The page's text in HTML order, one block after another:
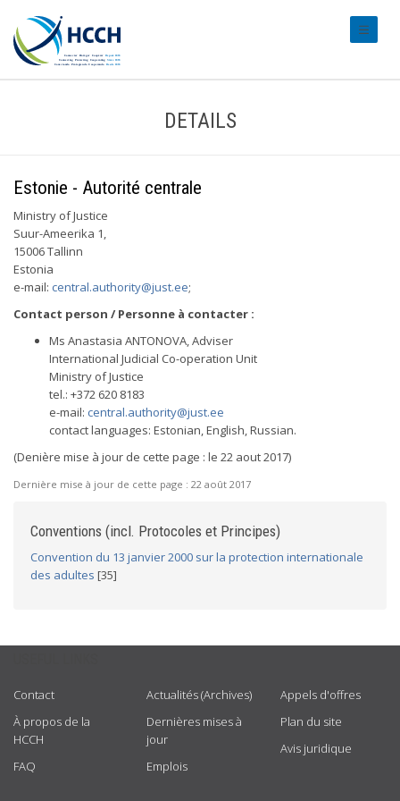
DETAILS
Estonie - Autorité centrale
Ministry of Justice
Suur-Ameerika 1,
15006 Tallinn
Estonia
e-mail: central.authority@just.ee;
Contact person / Personne à contacter :
Ms Anastasia ANTONOVA, Adviser
International Judicial Co-operation Unit
Ministry of Justice
tel.: +372 620 8183
e-mail: central.authority@just.ee
contact languages: Estonian, English, Russian.
(Denière mise à jour de cette page : le 22 aout 2017)
Dernière mise à jour de cette page : 22 août 2017
Conventions (incl. Protocoles et Principes)
Convention du 13 janvier 2000 sur la protection internationale
des adultes [35]
Contact
À propos de la
HCCH
FAQ
Actualités (Archives)
Dernières mises à
jour
Emplois
Appels d'offres
Plan du site
Avis juridique